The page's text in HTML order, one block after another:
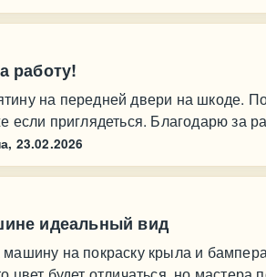
работу!
на передней двери на шкоде.
если приглядеться. Благодарю за
23.02.2026
идеальный вид
на покраску крыла и